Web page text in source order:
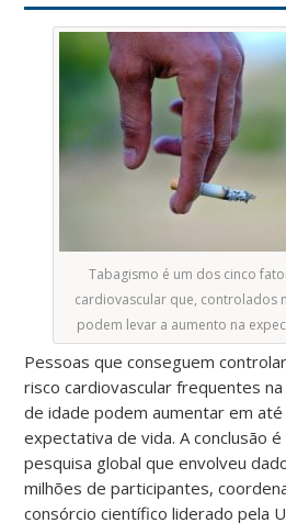
Tabagismo é um dos cinco
cardiovascular que, controlados
podem levar a aumento na
Pessoas que conseguem
risco cardiovascular frequentes
de idade podem aumentar em até
expectativa de vida. A conclusão
pesquisa global que envolveu
milhões de participantes,
consórcio científico liderado pela